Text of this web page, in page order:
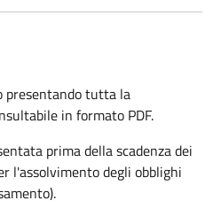
presentando tutta la
in formato PDF.
prima della scadenza dei
l'assolvimento degli obblighi